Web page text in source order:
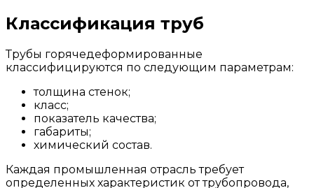
Классификация труб
Трубы горячедеформированные
классифицируются по следующим параметрам:
толщина стенок;
класс;
показатель качества;
габариты;
химический состав.
Каждая промышленная отрасль требует
определенных характеристик от трубопровода,